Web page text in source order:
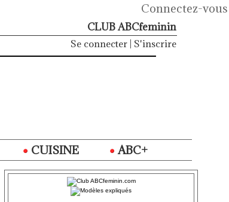
Connectez-vous
CLUB ABCfeminin
Se connecter S'inscrire
CUISINE
ABC+